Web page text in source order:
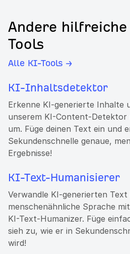
Andere
Tools
Alle KI-Tools →
KI-Inhaltsdetektor
Erkenne KI-generierte Inhalte
unserem KI-Content-Detektor
um. Füge deinen Text ein und
Sekundenschnelle genaue,
Ergebnisse!
KI-Text-Humanisierer
Verwandle KI-generierten
menschenähnliche Sprache
KI-Text-Humanizer. Füge
sieh zu, wie er in
wird!